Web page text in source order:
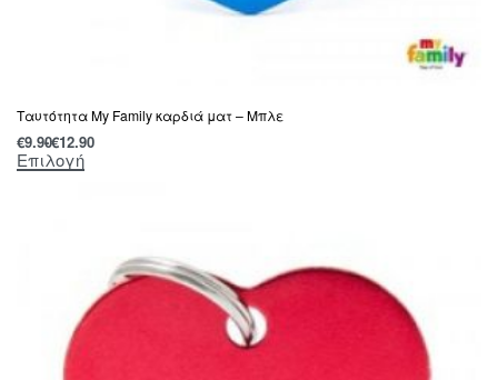
Ταυτότητα My Family καρδιά ματ – Μπλε
€9.90€12.90
Επιλογή